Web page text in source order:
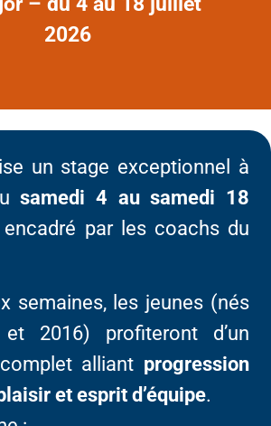
2026
un stage exceptionnel à
samedi 4 au samedi 18
encadré par les coachs du
semaines, les jeunes (nés
2016) profiteront d’un
alliant progression
et esprit d’équipe.